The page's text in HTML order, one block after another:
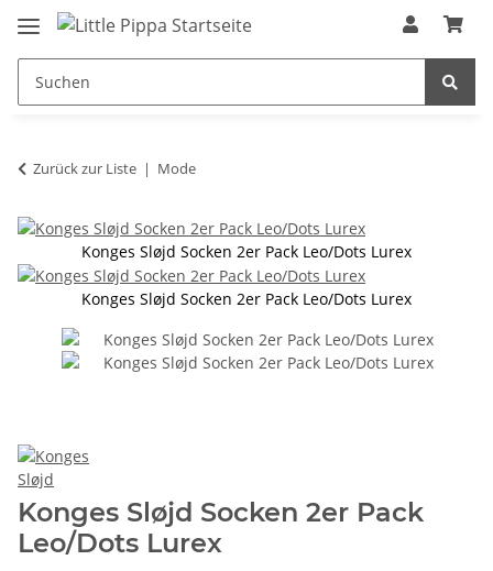
Zum Hauptinhalt springen
springen
Zurück zur Liste Mode
Konges Sløjd Socken 2er Pack Leo/Dots Lurex
Konges Sløjd Socken 2er Pack Leo/Dots Lurex
Konges Sløjd Socken 2er Pack
Leo/Dots Lurex